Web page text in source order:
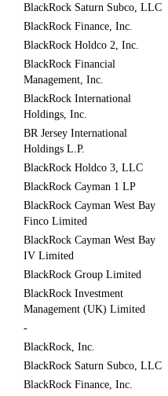
BlackRock Saturn Subco, LLC
BlackRock Finance, Inc.
BlackRock Holdco 2, Inc.
BlackRock Financial
Management, Inc.
BlackRock International
Holdings, Inc.
BR Jersey International
Holdings L.P.
BlackRock Holdco 3, LLC
BlackRock Cayman 1 LP
BlackRock Cayman West Bay
Finco Limited
BlackRock Cayman West Bay
IV Limited
BlackRock Group Limited
BlackRock Investment
Management (UK) Limited
-
BlackRock, Inc.
BlackRock Saturn Subco, LLC
BlackRock Finance, Inc.